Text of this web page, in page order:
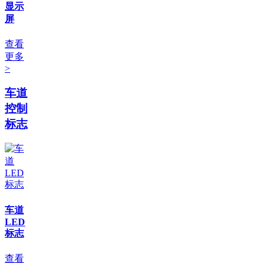
显示
屏
查看
更多
>
车道
控制
标志
车道
LED
标志
查看